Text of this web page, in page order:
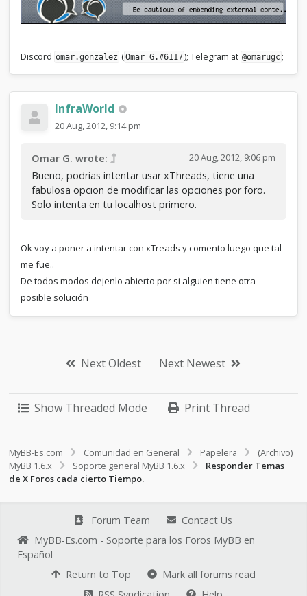
Discord omar.gonzalez (Omar G.#6117); Telegram at @omarugc ;
InfraWorld
20 Aug, 2012, 9:14 pm
20 Aug, 2012, 9:06 pm
Omar G. wrote:
Bueno, podrias intentar usar xThreads, tiene una
fabulosa opcion de modificar las opciones por foro.
Solo intenta en tu localhost primero.
Ok voy a poner a intentar con xTreads y comento luego que tal
me fue..
De todos modos dejenlo abierto por si alguien tiene otra
posible solución
Next Oldest Next Newest
Show Threaded Mode Print Thread
MyBB-Es.com Comunidad en General Papelera
(Archivo)
MyBB 1.6.x
Soporte general MyBB 1.6.x
Responder Temas
de X Foros cada cierto Tiempo.
Forum Team
Contact Us
MyBB-Es.com - Soporte para los Foros MyBB en
Español
Return to Top
Mark all forums read